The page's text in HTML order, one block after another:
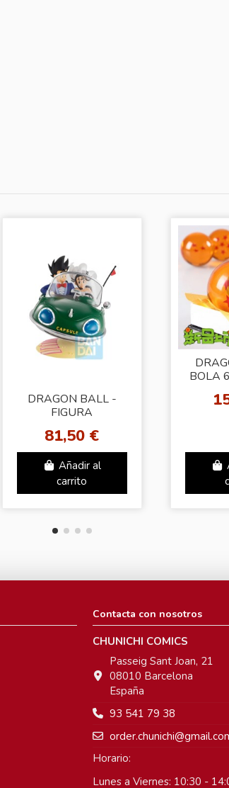
DRAGON BALL -
FIGURA
GOKU & CHICHI
SNAP COLLECTION
81,50 €
Añadir al
carrito
BOLA
Contacta con nosotros
CHUNICHI COMICS
Passeig Sant Joan, 21
08010 Barcelona
España
93 541 79 38
Horario:
Lunes a Viernes: 10:30 -